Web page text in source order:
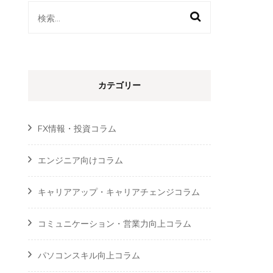
検
カテゴリー
FX情報・投資コラム
エンジニア向けコラム
キャリアアップ・キャリアチェンジコラム
コミュニケーション・営業力向上コラム
パソコンスキル向上コラム